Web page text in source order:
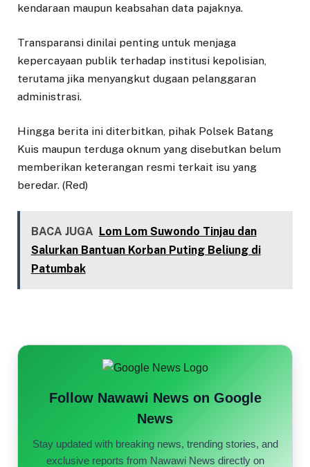
kendaraan maupun keabsahan data pajaknya.
Transparansi dinilai penting untuk menjaga
kepercayaan publik terhadap institusi kepolisian,
terutama jika menyangkut dugaan pelanggaran
administrasi.
Hingga berita ini diterbitkan, pihak Polsek Batang
Kuis maupun terduga oknum yang disebutkan belum
memberikan keterangan resmi terkait isu yang
beredar. (Red)
BACA JUGA Lom Lom Suwondo Tinjau dan
Salurkan Bantuan Korban Puting Beliung di
Patumbak
Follow Nawawi News on Google
News
Stay updated with breaking news, trending stories, and
exclusive reports from Nawawi News directly on